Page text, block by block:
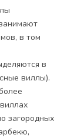
в том
в
виллы).
загородных